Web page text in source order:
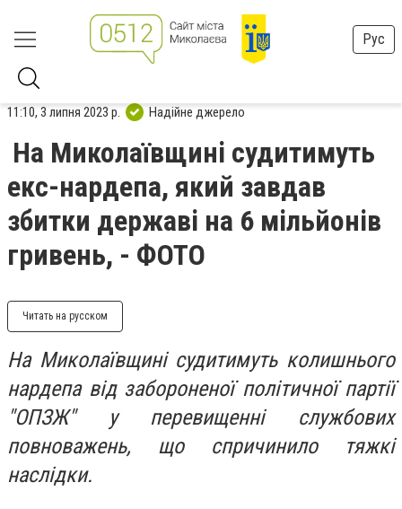
Рус
11:10, 3 липня 2023 р. Надійне джерело
На Миколаївщині судитимуть
екс-нардепа, який завдав
збитки державі на 6 мільйонів
гривень, - ФОТО
Читать на русском
На Миколаївщині судитимуть колишнього
нардепа від забороненої політичної партії
"ОПЗЖ" у перевищенні службових
повноважень, що спричинило тяжкі
наслідки.